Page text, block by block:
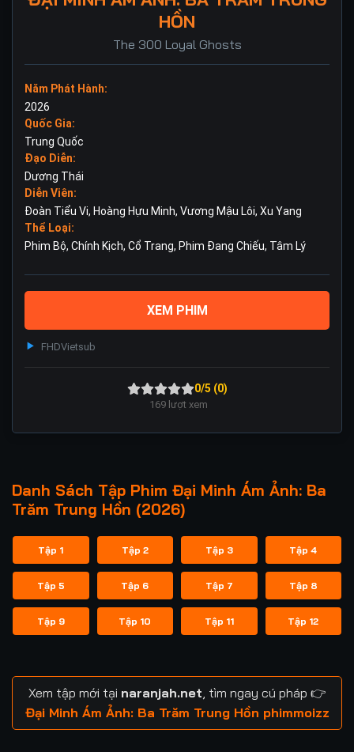
HỒN
The 300 Loyal Ghosts
Năm Phát Hành:
2026
Quốc Gia:
Trung Quốc
Đạo Diễn:
Dương Thái
Diễn Viên:
Đoàn Tiểu Vi, Hoàng Hựu Minh, Vương Mậu Lôi, Xu Yang
Thể Loại:
Phim Bộ, Chính Kịch, Cổ Trang, Phim Đang Chiếu, Tâm Lý
XEM PHIM
FHDVietsub
0/5 (0)
169 lượt xem
Danh Sách Tập Phim Đại Minh Ám Ảnh: Ba
Trăm Trung Hồn (2026)
Tập 1 Tập 2 Tập 3 Tập 4
Tập 5 Tập 6 Tập 7 Tập 8
Tập 9 Tập 10 Tập 11 Tập 12
Xem tập mới tại naranjah.net , tìm ngay cú pháp 👉
Đại Minh Ám Ảnh: Ba Trăm Trung Hồn phimmoizz